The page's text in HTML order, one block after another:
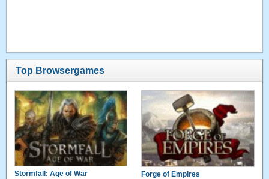
Top Browsergames
Stormfall: Age of War Forge of Empires